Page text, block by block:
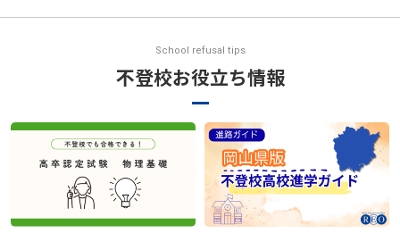
School refusal tips
不登校お役立ち情報